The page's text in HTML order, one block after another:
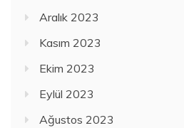
Aralık 2023
Kasım 2023
Ekim 2023
Eylül 2023
Ağustos 2023